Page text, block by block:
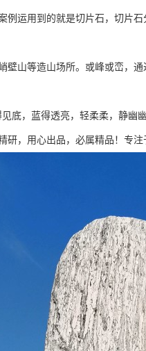
例运用到的就是切片石，切片
壁山等造山场所。或峰或峦，
底，蓝得透亮，轻柔柔，静幽
，用心出品，必属精品！专注